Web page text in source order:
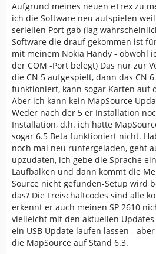
Aufgrund meines neuen eTrex zu
ich die Software neu aufspielen
seriellen Port gab (lag
Software die drauf gekommen ist
mit meinem Nokia Handy - obwohl
der COM -Port belegt) Das nur zur
die CN 5 aufgespielt, dann das CN
funktioniert, kann sogar Karten auf
Aber ich kann kein MapSource
Weder nach der 5 er Installation
Installation, d.h. ich hatte
sogar 6.5 Beta funktioniert nicht.
noch mal neu runtergeladen, geht
upzudaten, ich gebe die Sprache
Laufbalken und dann kommt die
Source nicht gefunden-Setup wird
das? Die Freischaltcodes sind alle
erkennt er auch meinen SP 2610
vielleicht mit den aktuellen
ein USB Update laufen lassen -
die MapSource auf Stand 6.3.